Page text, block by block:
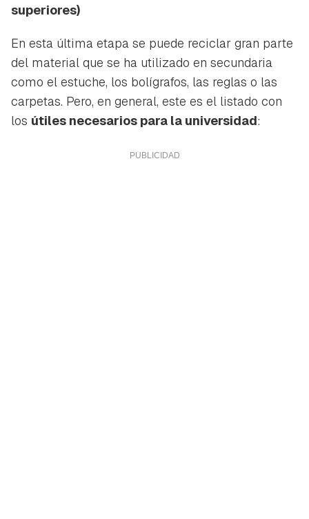
superiores)
En esta última etapa se puede reciclar gran parte
del material que se ha utilizado en secundaria
como el estuche, los bolígrafos, las reglas o las
carpetas. Pero, en general, este es el listado con
los útiles necesarios para la universidad: